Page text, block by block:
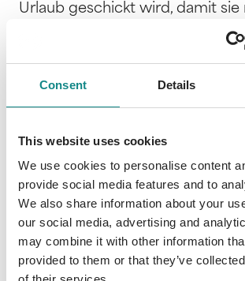
Consent Details
This website uses cookies
We use cookies to personalise content
provide social media features and to
We also share information about your
our social media, advertising and
may combine it with other information
provided to them or that they’ve
Urlaub geschickt wird, damit sie
womöglich alles noch
Dieser Urlaub findet
Land, das ihr ein Dorn im Auge
Vater die Familie im Stich
die auch während ihres
abreißt. Obwohl die quirlige
Schwierigkeiten damit hat, sich
Erholung, die sich ihr bieten,
sie bald auf zwei Männer. Einer
Inbegriff des italienischen